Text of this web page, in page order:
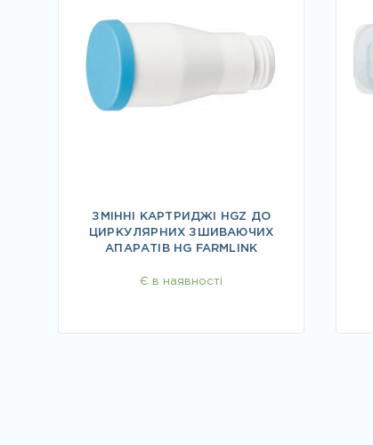
ЗМІННІ КАРТРИДЖІ HGZ ДО
ЦИРКУЛЯРНИХ ЗШИВАЮЧИХ
АПАРАТІВ HG FARMLINK
Є в наявності